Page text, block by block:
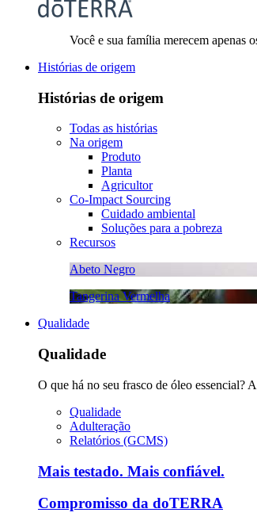
Você e sua família merecem apenas
Histórias de origem
Histórias de origem
Todas as histórias
Na origem
Produto
Planta
Agricultor
Co-Impact Sourcing
Cuidado ambiental
Soluções para a pobreza
Recursos
Abeto Negro
Tangerina Vermelha
Qualidade
Qualidade
O que há no seu frasco de óleo essencial?
Qualidade
Adulteração
Relatórios (GCMS)
Mais testado. Mais confiável.
Compromisso da doTERRA